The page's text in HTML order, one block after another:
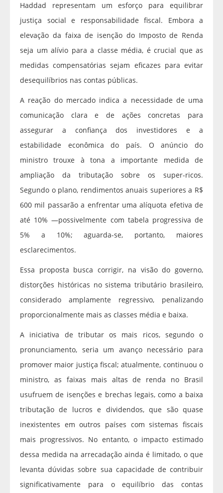
Haddad representam um esforço para equilibrar
justiça social e responsabilidade fiscal. Embora a
elevação da faixa de isenção do Imposto de Renda
seja um alívio para a classe média, é crucial que as
medidas compensatórias sejam eficazes para evitar
desequilíbrios nas contas públicas.
A reação do mercado indica a necessidade de uma
comunicação clara e de ações concretas para
assegurar a confiança dos investidores e a
estabilidade econômica do país. O anúncio do
ministro trouxe à tona a importante medida de
ampliação da tributação sobre os super-ricos.
Segundo o plano, rendimentos anuais superiores a R$
600 mil passarão a enfrentar uma alíquota efetiva de
até 10% —possivelmente com tabela progressiva de
5% a 10%; aguarda-se, portanto, maiores
esclarecimentos.
Essa proposta busca corrigir, na visão do governo,
distorções históricas no sistema tributário brasileiro,
considerado amplamente regressivo, penalizando
proporcionalmente mais as classes média e baixa.
A iniciativa de tributar os mais ricos, segundo o
pronunciamento, seria um avanço necessário para
promover maior justiça fiscal; atualmente, continuou o
ministro, as faixas mais altas de renda no Brasil
usufruem de isenções e brechas legais, como a baixa
tributação de lucros e dividendos, que são quase
inexistentes em outros países com sistemas fiscais
mais progressivos. No entanto, o impacto estimado
dessa medida na arrecadação ainda é limitado, o que
levanta dúvidas sobre sua capacidade de contribuir
significativamente para o equilíbrio das contas